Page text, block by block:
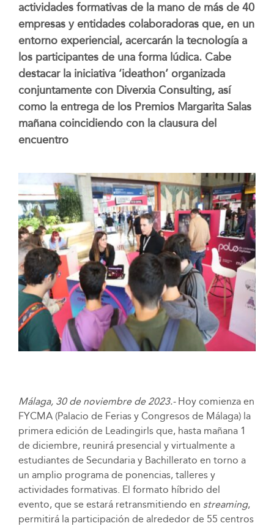
actividades formativas de la mano de más de 40
empresas y entidades colaboradoras que, en un
entorno experiencial, acercarán la tecnología a
los participantes de una forma lúdica. Cabe
destacar la iniciativa ‘ideathon’ organizada
conjuntamente con Diverxia Consulting, así
como la entrega de los Premios Margarita Salas
mañana coincidiendo con la clausura del
encuentro
Málaga, 30 de noviembre de 2023.- Hoy comienza en
FYCMA (Palacio de Ferias y Congresos de Málaga) la
primera edición de Leadingirls que, hasta mañana 1
de diciembre, reunirá presencial y virtualmente a
estudiantes de Secundaria y Bachillerato en torno a
un amplio programa de ponencias, talleres y
actividades formativas. El formato híbrido del
evento, que se estará retransmitiendo en streaming,
permitirá la participación de alrededor de 55 centros